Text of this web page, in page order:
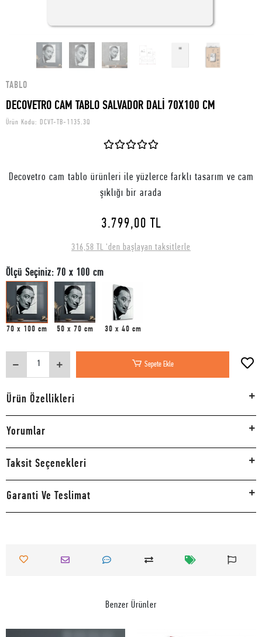
TABLO
DECOVETRO CAM TABLO SALVADOR DALİ 70X100 CM
Ürün Kodu: DCVT-TB-1135.3Q
Decovetro cam tablo ürünleri ile yüzlerce farklı tasarım ve cam
şıklığı bir arada
3.799,00 TL
316,58 TL 'den başlayan taksitlerle
Ölçü Seçiniz: 70 x 100 cm
70 x 100 cm 50 x 70 cm 30 x 40 cm
Sepete Ekle
Ürün Özellikleri
Yorumlar
Taksit Seçenekleri
Garanti Ve Teslimat
Benzer Ürünler